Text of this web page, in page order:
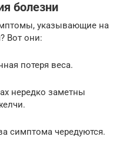
болезни
указывающие на
Вот они:
потеря веса.
нередко заметны
симптома чередуются.